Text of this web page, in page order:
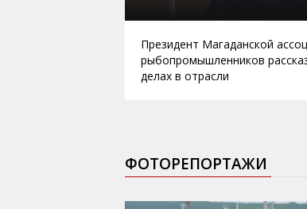
Президент Магаданской
рыбопромышленников
делах в отрасли
ФОТОРЕПОРТАЖИ